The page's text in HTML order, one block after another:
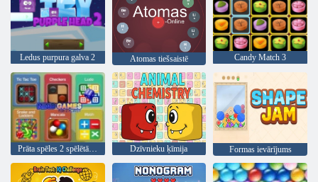
Ledus purpura galva 2 Atomas tiešsaistē Candy Match 3
Prāta spēles 2 spēlētājiem Dzīvnieku ķīmija Formas ievārījums